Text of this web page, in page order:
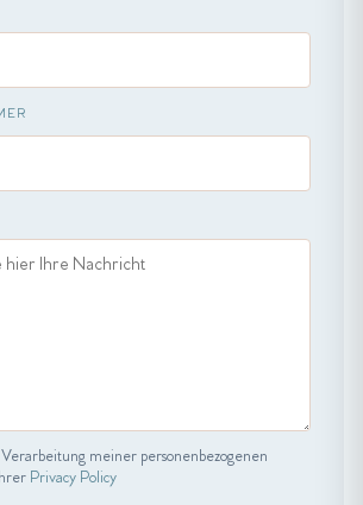
meiner personenbezogenen
Privacy Policy